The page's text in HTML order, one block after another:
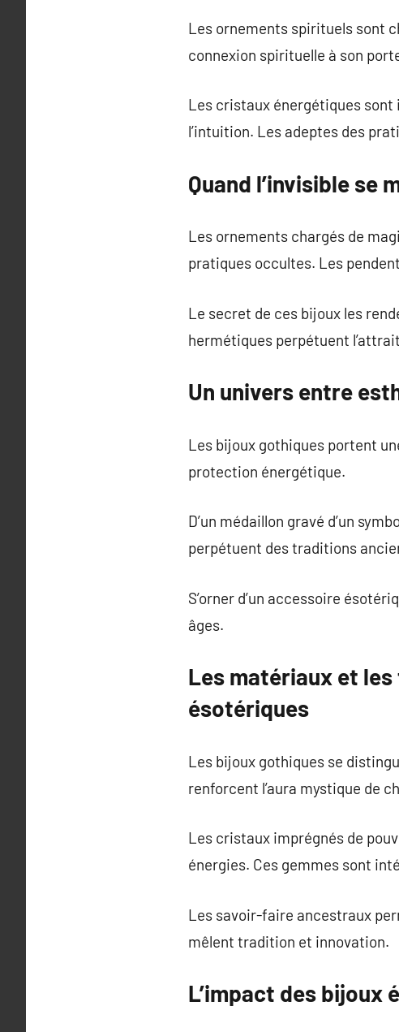
Les ornements spirituels sont
connexion spirituelle à son
Les cristaux énergétiques sont
l’intuition. Les adeptes des
Quand l’invisible se
Les ornements chargés de
pratiques occultes. Les
Le secret de ces bijoux les
hermétiques perpétuent
Un univers entre
Les bijoux gothiques portent
protection énergétique.
D’un médaillon gravé d’un
perpétuent des traditions
S’orner d’un accessoire
âges.
Les matériaux et
ésotériques
Les bijoux gothiques se
renforcent l’aura mystique de
Les cristaux imprégnés de
énergies. Ces gemmes sont
Les savoir-faire ancestraux
mêlent tradition et innovation.
L’impact des bijoux